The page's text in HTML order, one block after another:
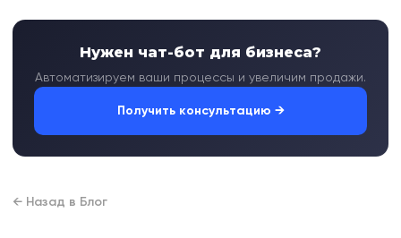
Нужен чат-бот для бизнеса?
Автоматизируем ваши процессы и увеличим продажи.
Получить консультацию →
← Назад в Блог